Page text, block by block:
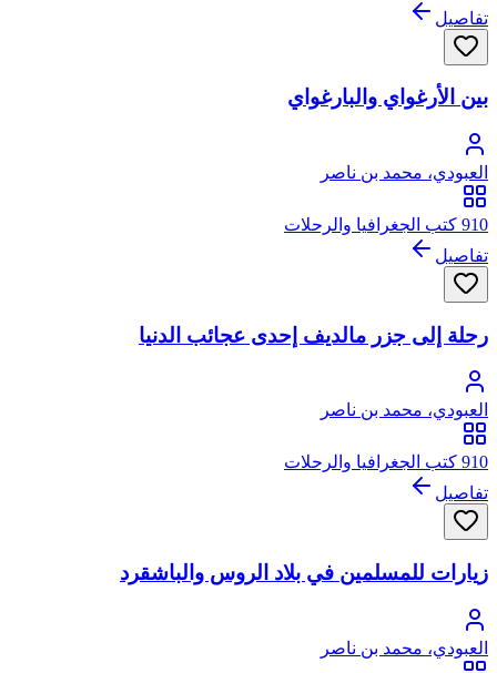
تفاصيل
بين الأرغواي والبارغواي
العبودي، محمد بن ناصر
910 كتب الجغرافيا والرحلات
تفاصيل
رحلة إلى جزر مالديف إحدى عجائب الدنيا
العبودي، محمد بن ناصر
910 كتب الجغرافيا والرحلات
تفاصيل
زيارات للمسلمين في بلاد الروس والباشقرد
العبودي، محمد بن ناصر